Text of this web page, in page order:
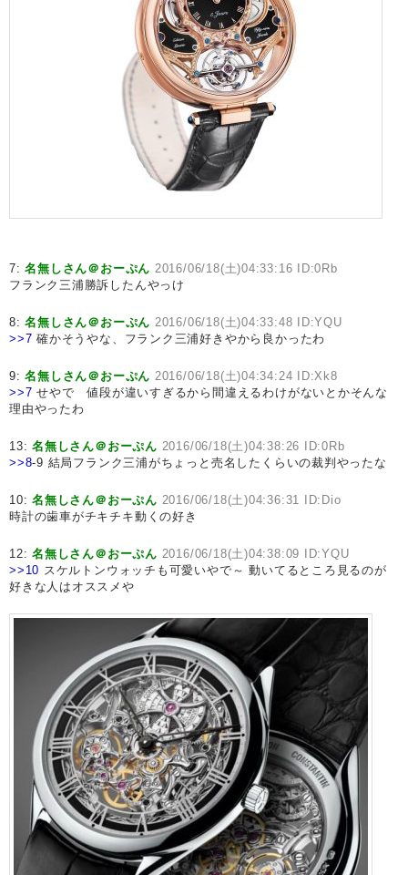
7:名無しさん＠おーぷん 2016/06/18(土)04:33:16 ID:0Rb
フランク三浦勝訴したんやっけ
8:名無しさん＠おーぷん 2016/06/18(土)04:33:48 ID:YQU
>>7 確かそうやな、フランク三浦好きやから良かったわ
9:名無しさん＠おーぷん 2016/06/18(土)04:34:24 ID:Xk8
>>7 せやで 値段が違いすぎるから間違えるわけがないとかそんな
理由やったわ
13:名無しさん＠おーぷん 2016/06/18(土)04:38:26 ID:0Rb
>>8-9 結局フランク三浦がちょっと売名したくらいの裁判やったな
10:名無しさん＠おーぷん 2016/06/18(土)04:36:31 ID:Dio
時計の歯車がチキチキ動くの好き
12:名無しさん＠おーぷん 2016/06/18(土)04:38:09 ID:YQU
>>10 スケルトンウォッチも可愛いやで～ 動いてるところ見るのが
好きな人はオススメや